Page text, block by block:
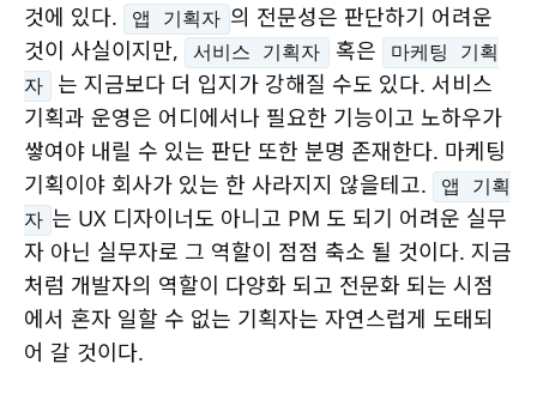
것에 있다.
앱 기획자 의 전문성은 판단하기 어려운
것이 사실이지만,
서비스 기획자 혹은
마케팅 기획
자
는 지금보다 더 입지가 강해질 수도 있다. 서비스
기획과 운영은 어디에서나 필요한 기능이고 노하우가
쌓여야 내릴 수 있는 판단 또한 분명 존재한다. 마케팅
기획이야 회사가 있는 한 사라지지 않을테고.
앱 기획
자 는 UX 디자이너도 아니고 PM 도 되기 어려운 실무
자 아닌 실무자로 그 역할이 점점 축소 될 것이다. 지금
처럼 개발자의 역할이 다양화 되고 전문화 되는 시점
에서 혼자 일할 수 없는 기획자는 자연스럽게 도태되
어 갈 것이다.